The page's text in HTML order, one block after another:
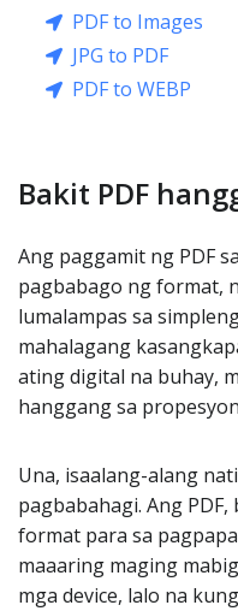
PDF to Images
JPG to PDF
PDF to WEBP
Bakit PDF
Ang paggamit ng PDF
pagbabago ng format,
lumalampas sa
mahalagang
ating digital na buhay,
hanggang sa
Una, isaalang-alang
pagbabahagi. Ang
format para sa
maaaring maging
mga device, lalo na